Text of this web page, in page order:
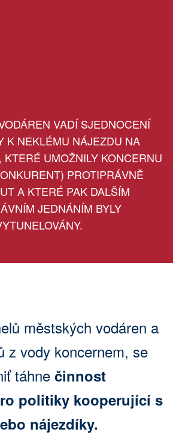
VADÍ SJEDNOCENÍ
K NEKLÉMU NÁJEZDU NA
KTERÉ UMOŽNILY KONCERNU
PROTIPRÁVNĚ
A KTERÉ PAK DALŠÍM
JEDNÁNÍM BYLY
městských vodáren a
z vody koncernem, se
táhne činnost
politiky kooperující s
nájezdíky.